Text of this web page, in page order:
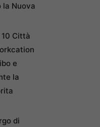
la Nuova
Città
e
la
di